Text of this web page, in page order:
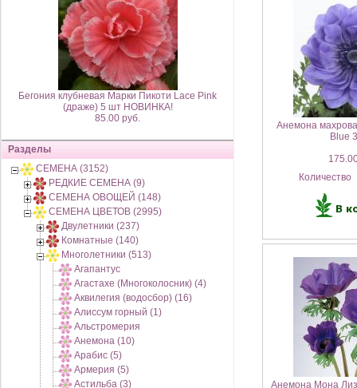
Бегония клубневая Марки Пикоти Lace Pink
(драже) 5 шт НОВИНКА!
85.00 руб.
Разделы
СЕМЕНА (3152)
РЕДКИЕ СЕМЕНА (9)
СЕМЕНА ОВОЩЕЙ (148)
СЕМЕНА ЦВЕТОВ (2995)
Двулетники (237)
Комнатные (140)
Многолетники (513)
Агапантус
Агастахе (Многоколосник) (4)
Аквилегия (водосбор) (16)
Алиссум горный (1)
Альстромерия
Анемона (10)
Арабис (5)
Армерия (5)
Астильба (3)
Анемона
Blue
Количество
Анемона Мона